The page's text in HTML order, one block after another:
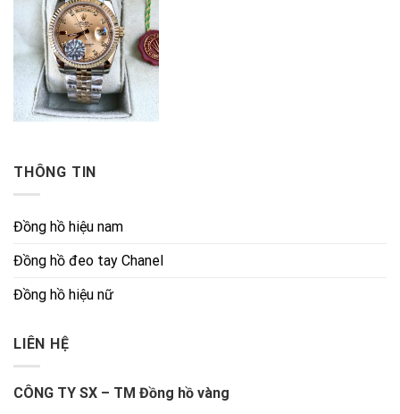
THÔNG TIN
Đồng hồ hiệu nam
Đồng hồ đeo tay Chanel
Đồng hồ hiệu nữ
LIÊN HỆ
CÔNG TY SX – TM Đồng hồ vàng